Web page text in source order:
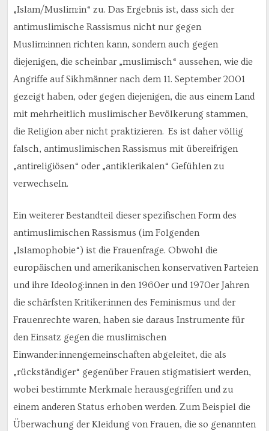
„Islam/Muslim:in“ zu. Das Ergebnis ist, dass sich der
antimuslimische Rassismus nicht nur gegen
Muslim:innen richten kann, sondern auch gegen
diejenigen, die scheinbar „muslimisch“ aussehen, wie die
Angriffe auf Sikhmänner nach dem 11. September 2001
gezeigt haben, oder gegen diejenigen, die aus einem Land
mit mehrheitlich muslimischer Bevölkerung stammen,
die Religion aber nicht praktizieren. Es ist daher völlig
falsch, antimuslimischen Rassismus mit übereifrigen
„antireligiösen“ oder „antiklerikalen“ Gefühlen zu
verwechseln.
Ein weiterer Bestandteil dieser spezifischen Form des
antimuslimischen Rassismus (im Folgenden
„Islamophobie“) ist die Frauenfrage. Obwohl die
europäischen und amerikanischen konservativen Parteien
und ihre Ideolog:innen in den 1960er und 1970er Jahren
die schärfsten Kritiker:innen des Feminismus und der
Frauenrechte waren, haben sie daraus Instrumente für
den Einsatz gegen die muslimischen
Einwander:innengemeinschaften abgeleitet, die als
„rückständiger“ gegenüber Frauen stigmatisiert werden,
wobei bestimmte Merkmale herausgegriffen und zu
einem anderen Status erhoben werden. Zum Beispiel die
Überwachung der Kleidung von Frauen, die so genannten